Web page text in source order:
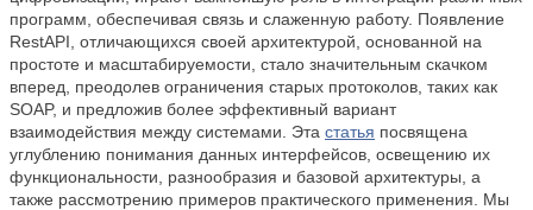
программ, обеспечивая связь и слаженную работу. Появление
RestAPI, отличающихся своей архитектурой, основанной на
простоте и масштабируемости, стало значительным скачком
вперед, преодолев ограничения старых протоколов, таких как
SOAP, и предложив более эффективный вариант
взаимодействия между системами. Эта статья посвящена
углублению понимания данных интерфейсов, освещению их
функциональности, разнообразия и базовой архитектуры, а
также рассмотрению примеров практического применения. Мы